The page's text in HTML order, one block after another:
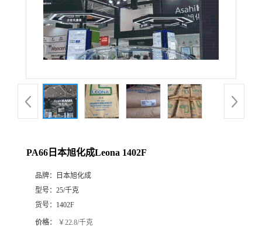
PA66日本旭化成Leona 1402F
品牌：
日本旭化成
型号： 25/千克
货号： 1402F
价格： ￥22.8/千克